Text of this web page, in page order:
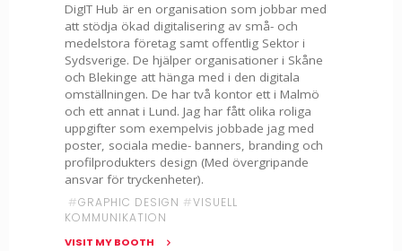
DigIT Hub är en organisation som jobbar med
att stödja ökad digitalisering av små- och
medelstora företag samt offentlig Sektor i
Sydsverige. De hjälper organisationer i Skåne
och Blekinge att hänga med i den digitala
omställningen. De har två kontor ett i Malmö
och ett annat i Lund. Jag har fått olika roliga
uppgifter som exempelvis jobbade jag med
poster, sociala medie- banners, branding och
profilprodukters design (Med övergripande
ansvar för tryckenheter).
#GRAPHIC DESIGN #VISUELL
KOMMUNIKATION
VISIT MY BOOTH